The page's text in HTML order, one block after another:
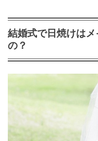
結婚式で日焼けは
の？